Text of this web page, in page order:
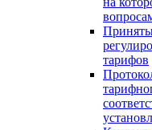
тарифов